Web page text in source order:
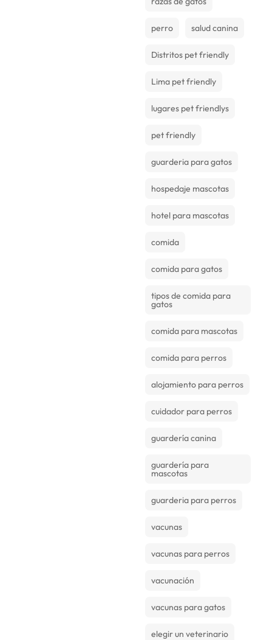
perro salud canina
Distritos pet friendly
Lima pet friendly
lugares pet friendlys
pet friendly
guarderia para gatos
hospedaje mascotas
hotel para mascotas
comida
comida para gatos
tipos de comida para
gatos
comida para mascotas
comida para perros
alojamiento para perros
cuidador para perros
guardería canina
guardería para
mascotas
guarderia para perros
vacunas
vacunas para perros
vacunación
vacunas para gatos
elegir un veterinario